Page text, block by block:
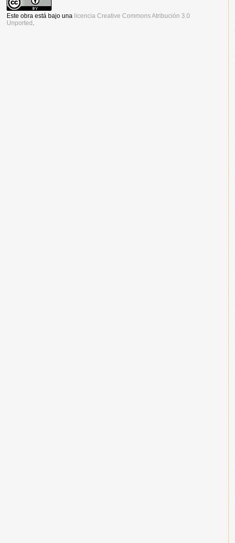
Este obra está bajo una licencia Creative Commons Atribución 3.0
Unported .